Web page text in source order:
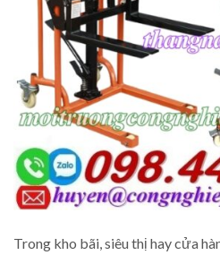
Trong kho bãi, siêu thị hay cửa